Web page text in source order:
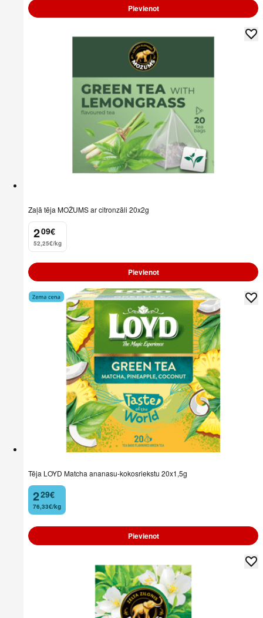
Pievienot
Zaļā tēja MOŽUMS ar citronzāli 20x2g
2
. 09€
52,25€/kg
Pievienot
Tēja LOYD Matcha ananasu-kokosriekstu 20x1,5g
2
. 29€
76,33€/kg
Pievienot